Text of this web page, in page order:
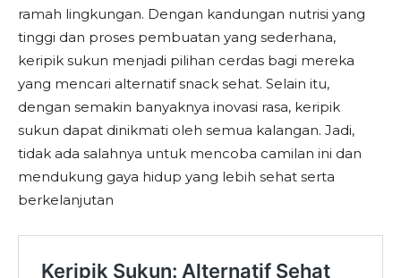
ramah lingkungan. Dengan kandungan nutrisi yang
tinggi dan proses pembuatan yang sederhana,
keripik sukun menjadi pilihan cerdas bagi mereka
yang mencari alternatif snack sehat. Selain itu,
dengan semakin banyaknya inovasi rasa, keripik
sukun dapat dinikmati oleh semua kalangan. Jadi,
tidak ada salahnya untuk mencoba camilan ini dan
mendukung gaya hidup yang lebih sehat serta
berkelanjutan